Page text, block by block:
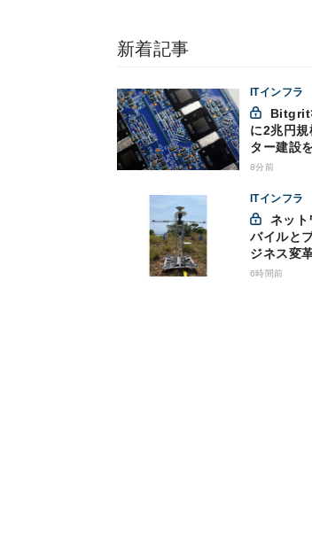
新着記事
ITインフラ
に2兆円
ター建設
8分前
ITインフラ
バイルと
ジネス変
ンクが「
6時間前